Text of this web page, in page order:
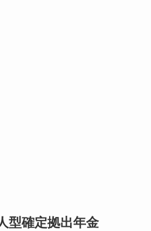
型確定拠出年金